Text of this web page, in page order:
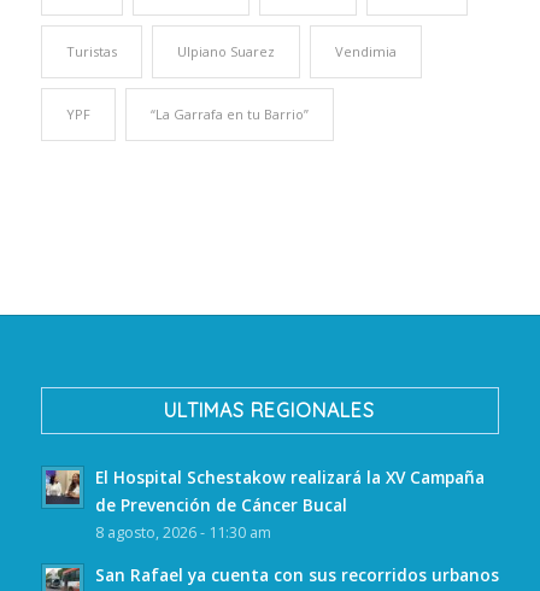
Turistas Ulpiano Suarez Vendimia
YPF “La Garrafa en tu Barrio”
ULTIMAS REGIONALES
El Hospital Schestakow realizará la XV Campaña
de Prevención de Cáncer Bucal
8 agosto, 2026 - 11:30 am
San Rafael ya cuenta con sus recorridos urbanos